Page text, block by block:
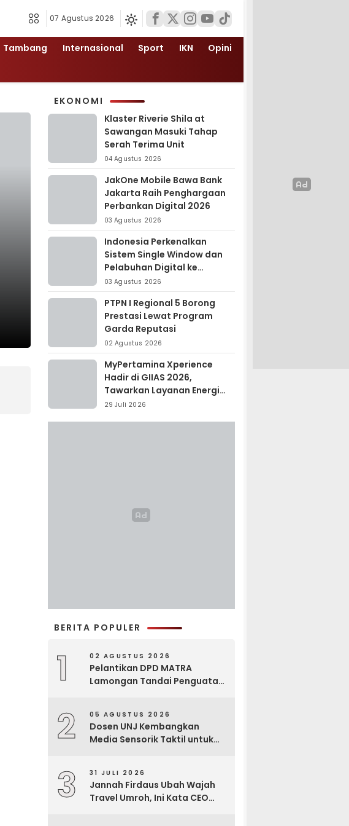
07 Agustus 2026
Tambang Internasional Sport IKN
Opini
EKONOMI
Klaster Riverie Shila at
Sawangan Masuki Tahap
Serah Terima Unit
04 Agustus 2026
JakOne Mobile Bawa Bank
Jakarta Raih Penghargaan
Perbankan Digital 2026
03 Agustus 2026
Indonesia Perkenalkan
Sistem Single Window dan
Pelabuhan Digital ke
Madagaskar
03 Agustus 2026
PTPN I Regional 5 Borong
Prestasi Lewat Program
Garda Reputasi
02 Agustus 2026
MyPertamina Xperience
Hadir di GIIAS 2026,
Tawarkan Layanan Energi
Terintegrasi
29 Juli 2026
BERITA POPULER
1 02 AGUSTUS 2026
Pelantikan DPD MATRA
Lamongan Tandai Penguatan
2 05 AGUSTUS 2026
Dosen UNJ Kembangkan
Media Sensorik Taktil untuk
3 31 JULI 2026
Jannah Firdaus Ubah Wajah
Travel Umroh, Ini Kata CEO